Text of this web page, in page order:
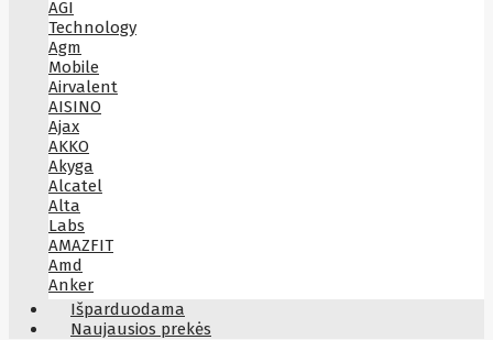
AGI
Technology
Agm
Mobile
Airvalent
AISINO
Ajax
AKKO
Akyga
Alcatel
Alta
Labs
AMAZFIT
Amd
Anker
Antec
Aoc
Išparduodama
Naujausios prekės